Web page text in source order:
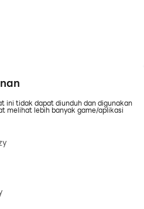
ini tidak dapat diunduh dan digunakan
melihat lebih banyak game/aplikasi